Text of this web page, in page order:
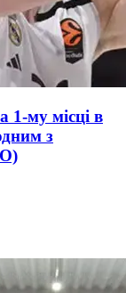
1-му місці в
з